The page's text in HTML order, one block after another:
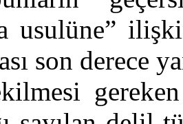
usulüne”
son derece